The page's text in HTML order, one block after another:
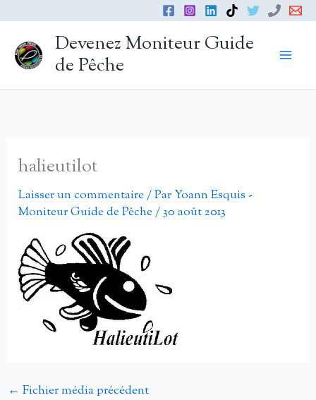
contenu
Devenez Moniteur Guide
de Pêche
halieutilot
Laisser un commentaire/ ParYoann Esquis -
Moniteur Guide de Pêche/30 août 2013
← Fichier média précédent